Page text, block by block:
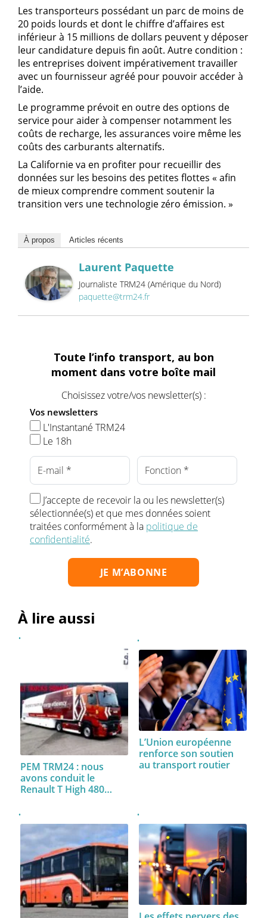
Les transporteurs possédant un parc de moins de
20 poids lourds et dont le chiffre d’affaires est
inférieur à 15 millions de dollars peuvent y déposer
leur candidature depuis fin août. Autre condition :
les entreprises doivent impérativement travailler
avec un fournisseur agréé pour pouvoir accéder à
l’aide.
Le programme prévoit en outre des options de
service pour aider à compenser notamment les
coûts de recharge, les assurances voire même les
coûts des carburants alternatifs.
La Californie va en profiter pour recueillir des
données sur les besoins des petites flottes « afin
de mieux comprendre comment soutenir la
transition vers une technologie zéro émission. »
À propos Articles récents
Laurent Paquette
Journaliste TRM24 (Amérique du Nord)
paquette@trm24.fr
Toute l’info transport, au bon
moment dans votre boîte mail
Choisissez votre/vos newsletter(s) :
Vos newsletters
L'Instantané TRM24
Le 18h
J’accepte de recevoir la ou les newsletter(s)
sélectionnée(s) et que mes données soient
traitées conformément à la politique de
confidentialité.
À lire aussi
PEM TRM24 : nous
avons conduit le
Renault T High 480…
L’Union européenne
renforce son soutien
au transport routier